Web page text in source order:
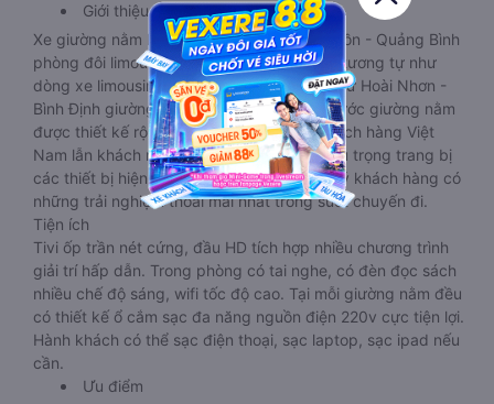
Giới thiệu
Xe giường nằm Hoài Nhơn - Bình Định Ba Đồn - Quảng Bình
phòng đôi limousine là dòng xe có thiết kế tương tự như
dòng xe limousine đi Ba Đồn - Quảng Bình từ Hoài Nhơn -
Bình Định giường phòng. Tuy nhiên kích thước giường nằm
được thiết kế rộng hơn, phù hợp với cả khách hàng Việt
Nam lẫn khách nước ngoài. Nhà xe vẫn chú trọng trang bị
các thiết bị hiện đại nhằm đảm bảo cho quý khách hàng có
những trải nghiệm thoải mái nhất trong suốt chuyến đi.
Tiện ích
Tivi ốp trần nét cứng, đầu HD tích hợp nhiều chương trình
giải trí hấp dẫn. Trong phòng có tai nghe, có đèn đọc sách
nhiều chế độ sáng, wifi tốc độ cao. Tại mỗi giường nằm đều
có thiết kế ổ cắm sạc đa năng nguồn điện 220v cực tiện lợi.
Hành khách có thể sạc điện thoại, sạc laptop, sạc ipad nếu
cần.
Ưu điểm